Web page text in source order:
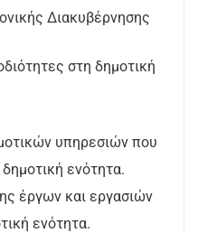
Διακυβέρνησης
στη δημοτική
υπηρεσιών που
ενότητα.
έργων και εργασιών
ενότητα.